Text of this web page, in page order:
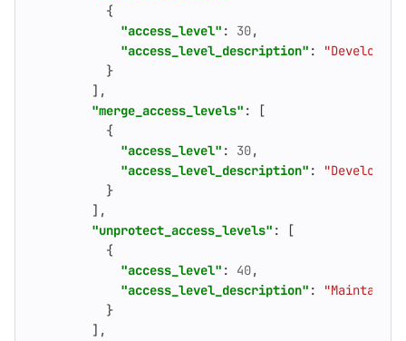
{
"access_level" : 30,
"access_level_description" :
}
],
"merge_access_levels" :
[
{
"access_level" : 30,
"access_level_description" :
}
],
"unprotect_access_levels" :
[
{
"access_level" : 40,
"access_level_description" :
}
],